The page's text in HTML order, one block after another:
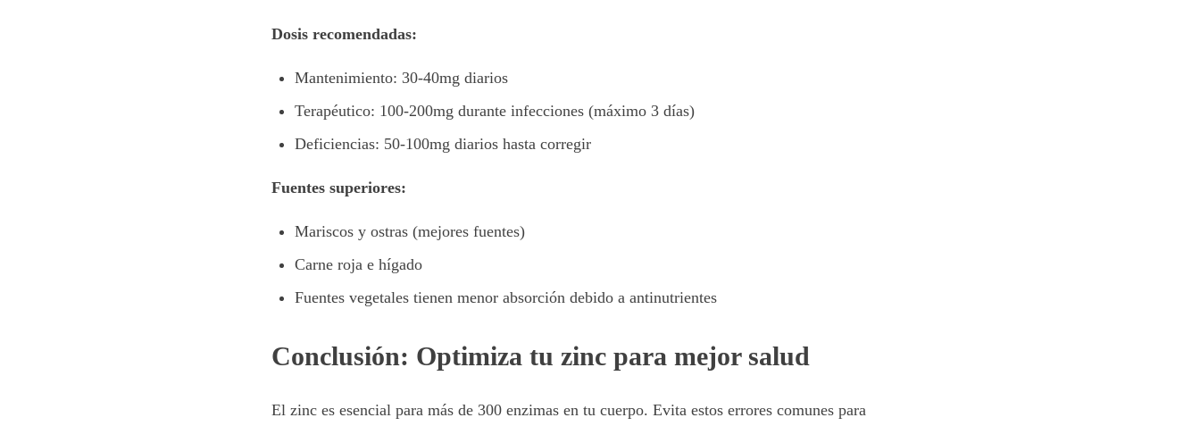
Dosis recomendadas:
Mantenimiento: 30-40mg diarios
Terapéutico: 100-200mg durante infecciones (máximo 3 días)
Deficiencias: 50-100mg diarios hasta corregir
Fuentes superiores:
Mariscos y ostras (mejores fuentes)
Carne roja e hígado
Fuentes vegetales tienen menor absorción debido a antinutrientes
Conclusión: Optimiza tu zinc para mejor salud
El zinc es esencial para más de 300 enzimas en tu cuerpo. Evita estos errores comunes para